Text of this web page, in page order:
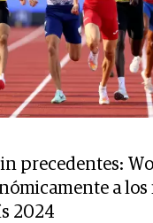
precedentes:
a los
2024